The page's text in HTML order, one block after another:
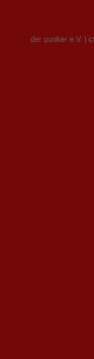
der punker e.V. |